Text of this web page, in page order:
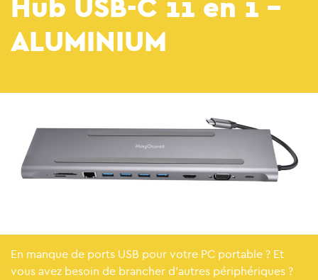
Hub USB-C 11 en 1 –
ALUMINIUM
En manque de ports USB pour votre PC portable ? Et
vous avez besoin de brancher d'autres périphériques ?